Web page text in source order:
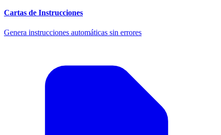
Cartas de Instrucciones
Genera instrucciones automáticas sin errores